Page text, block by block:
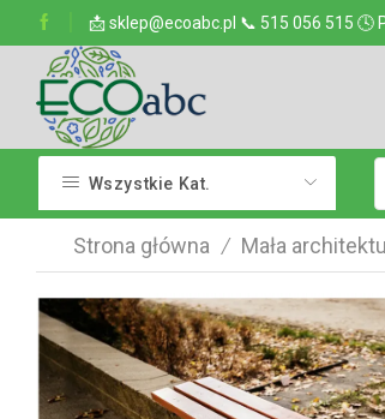
📩 sklep@ecoabc.pl 📞 515 056 515 🕓
w kraju
Wszystkie Kat.
Strona główna / Mała